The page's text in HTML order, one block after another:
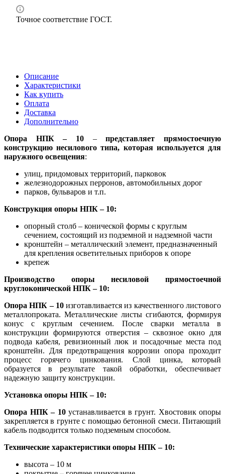
Точное соответствие ГОСТ.
Описание
Характеристики
Как купить
Оплата
Доставка
Дополнительно
Опора НПК – 10 –представляет прямостоечную
конструкцию несилового типа, которая используется для
наружного освещения:
улиц, придомовых территорий, парковок
железнодорожных перронов, автомобильных дорог
парков, бульваров и т.п.
Конструкция опоры НПК – 10:
опорный столб – конической формы с круглым
сечением, состоящий из подземной и надземной части
кронштейн – металлический элемент, предназначенный
для крепления осветительных приборов к опоре
крепеж
Производство опоры несиловой прямостоечной
круглоконической НПК – 10:
Опора НПК – 10изготавливается из качественного листового
металлопроката. Металлические листы сгибаются, формируя
конус с круглым сечением. После сварки металла в
конструкции формируются отверстия – сквозное окно для
подвода кабеля, ревизионный люк и посадочные места под
кронштейн. Для предотвращения коррозии опора проходит
процесс горячего цинкования. Слой цинка, который
образуется в результате такой обработки, обеспечивает
надежную защиту конструкции.
Установка опоры НПК – 10:
Опора НПК – 10устанавливается в грунт. Хвостовик опоры
закрепляется в грунте с помощью бетонной смеси. Питающий
кабель подводится только подземным способом.
Технические характеристики опоры НПК – 10:
высота – 10 м